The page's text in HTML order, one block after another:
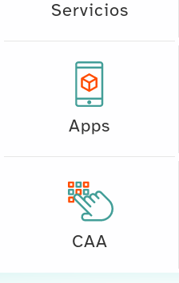
Servicios
Apps
CAA